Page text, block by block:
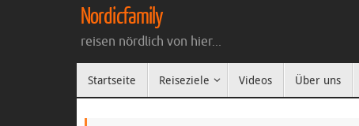
Nordicfamily
reisen nördlich von hier...
Inhalt
Startseite Reiseziele Videos Über uns